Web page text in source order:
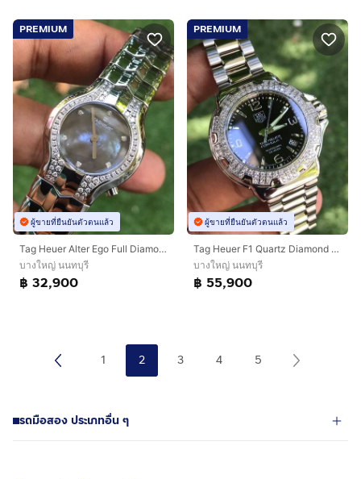
PREMIUM
ผู้ขายที่ยืนยันตัวตนแล้ว
Tag Heuer Alter Ego Full Diamond Ladies Watch MOP. WAA1415🇨🇭🇨🇭
บางใหญ่ นนทบุรี
฿ 32,900
PREMIUM
ผู้ขายที่ยืนยันตัวตนแล้ว
Tag Heuer F1 Quartz Diamond 120 Black Dail WAC1214 (Boy Size)🇨🇭🇨🇭 🇨🇭
บางใหญ่ นนทบุรี
฿ 55,900
1 2 3 4 5
รถมือสอง ประเภทอื่น ๆ